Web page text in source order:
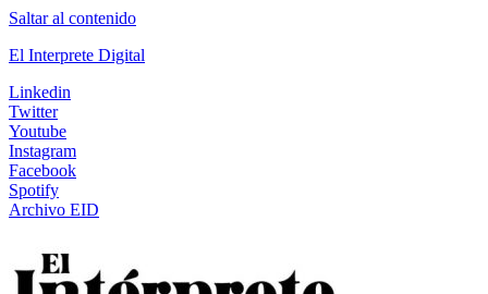
Saltar al contenido
El Interprete Digital
Linkedin
Twitter
Youtube
Instagram
Facebook
Spotify
Archivo EID